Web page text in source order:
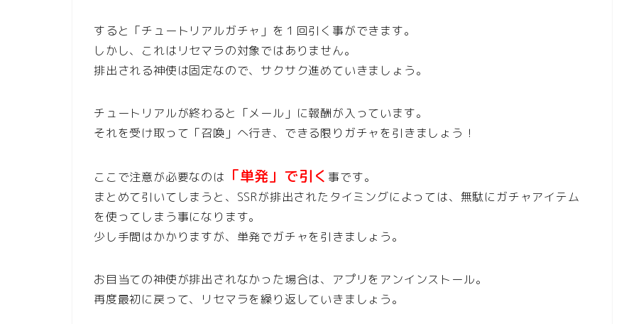
すると「チュートリアルガチャ」を１回引く事ができます。
しかし、これはリセマラの対象ではありません。
排出される神使は固定なので、サクサク進めていきましょう。
チュートリアルが終わると「メール」に報酬が入っています。
それを受け取って「召喚」へ行き、できる限りガチャを引きましょう！
ここで注意が必要なのは 「単発」で引く 事です。
まとめて引いてしまうと、SSRが排出されたタイミングによっては、無駄にガチャアイテム
を使ってしまう事になります。
少し手間はかかりますが、単発でガチャを引きましょう。
お目当ての神使が排出されなかった場合は、アプリをアンインストール。
再度最初に戻って、リセマラを繰り返していきましょう。